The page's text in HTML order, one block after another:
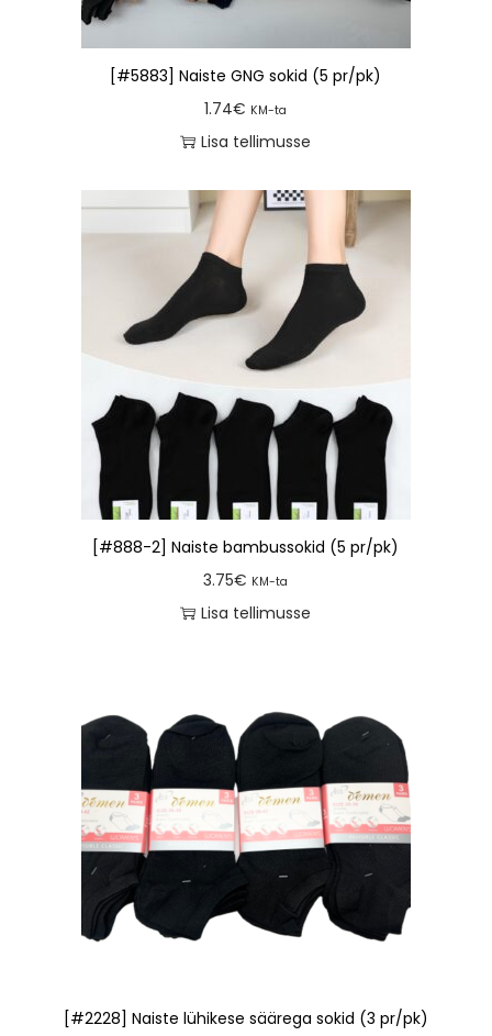
[#5883] Naiste GNG sokid (5 pr/pk)
1.74€ KM-ta
Lisa tellimusse
[#888-2] Naiste bambussokid (5 pr/pk)
3.75€ KM-ta
Lisa tellimusse
[#2228] Naiste lühikese säärega sokid (3 pr/pk)